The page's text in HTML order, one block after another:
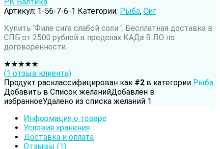
Артикул: 1-56-7-6-1 Категории: Рыба, Сиг
Купить ‘Филе сига слабой соли ‘. Бесплатная доставка в
СПБ от 2500 рублей в пределах КАДа В ЛО по
договорённости.
★★★★★
(1 отзыв клиента)
Продукт расклассифицирован как #2 в категории Рыба
Добавить в Список желанийДобавлен в
избранноеУдалено из списка желаний 1
Информация о товаре
Условия хранения
Доставка и оплата
Отзывы (1)